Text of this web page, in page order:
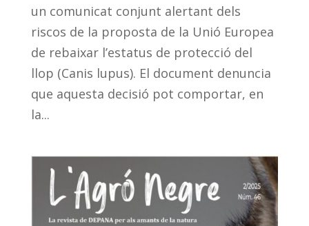
un comunicat conjunt alertant dels
riscos de la proposta de la Unió Europea
de rebaixar l’estatus de protecció del
llop (Canis lupus). El document denuncia
que aquesta decisió pot comportar, en
la...